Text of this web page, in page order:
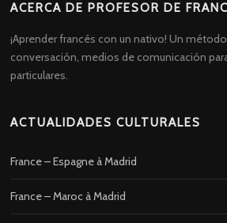
ACERCA DE PROFESOR DE
¡Aprender francés con un nativo! Un
conversación, medios de comunicación
particulares.
ACTUALIDADES CULTURALES
France – Espagne à Madrid
France – Maroc à Madrid